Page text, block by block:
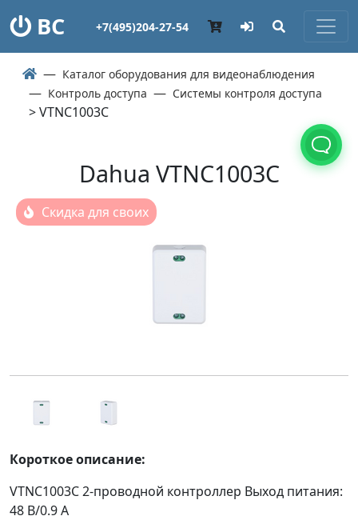
ВС +7(495)204-27-54
Каталог оборудования для видеонаблюдения
Контроль доступа
Системы контроля доступа
> VTNC1003C
Dahua VTNC1003C
Скидка для своих
Короткое описание:
VTNC1003C 2-проводной контроллер Выход питания:
48 В/0.9 А